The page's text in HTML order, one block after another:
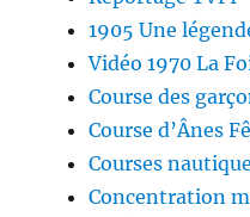
1905 Une
Vidéo 1970 La
Course des
Course d’Ânes
Courses
Concentration